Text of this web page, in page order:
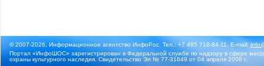
© 2007-2026, Информационное агентство ИнфоРос. Тел.: +7 495 718-84-11, E-mail:
Портал «ИнфоШОС» зарегистрирован в Федеральной службе по надзору в сфере
охраны культурного наследия. Свидетельство Эл № 77-31649 от 04 апреля 2008 г.